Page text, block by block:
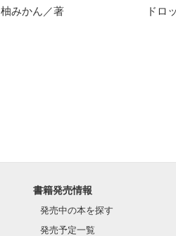
柚みかん／著
ドロ
書籍発売情報
発売中の本を探す
発売予定一覧